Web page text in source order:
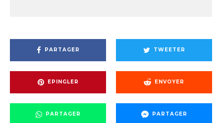
PARTAGER TWEETER
EPINGLER ENVOYER
PARTAGER PARTAGER